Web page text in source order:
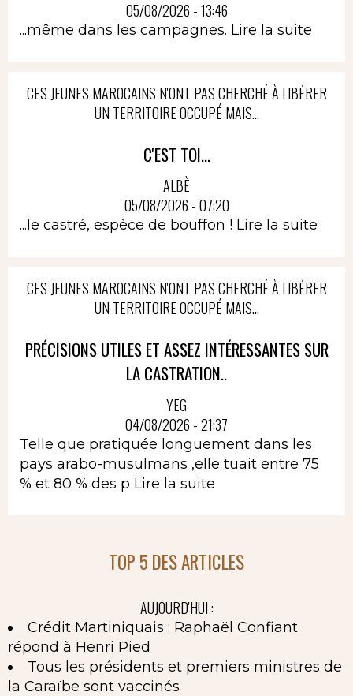
05/08/2026 - 13:46
...même dans les campagnes. Lire la suite
CES JEUNES MAROCAINS N'ONT PAS CHERCHÉ À LIBÉRER
UN TERRITOIRE OCCUPÉ MAIS...
C'EST TOI...
ALBÈ
05/08/2026 - 07:20
...le castré, espèce de bouffon ! Lire la suite
CES JEUNES MAROCAINS N'ONT PAS CHERCHÉ À LIBÉRER
UN TERRITOIRE OCCUPÉ MAIS...
PRÉCISIONS UTILES ET ASSEZ INTÉRESSANTES SUR
LA CASTRATION..
YEG
04/08/2026 - 21:37
Telle que pratiquée longuement dans les
pays arabo-musulmans ,elle tuait entre 75
% et 80 % des p Lire la suite
TOP 5 DES ARTICLES
AUJOURD'HUI :
Crédit Martiniquais : Raphaël Confiant
répond à Henri Pied
Tous les présidents et premiers ministres de
la Caraïbe sont vaccinés